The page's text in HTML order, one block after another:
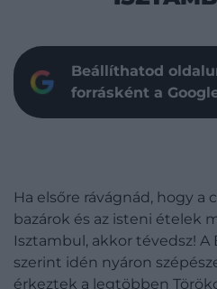
Beállíthatod
forrásként a
Ha elsőre rávágnád, hogy a
bazárok és az isteni ételek
Isztambul, akkor tévedsz!
szerint idén nyáron
érkeztek a legtöbben